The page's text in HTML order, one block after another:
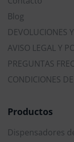
Blog
DEVOLUCIONES
AVISO LEGAL Y
PREGUNTAS
CONDICIONES
Productos
Dispensadores